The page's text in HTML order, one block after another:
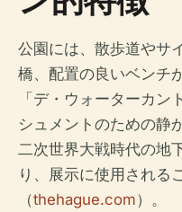
公園には、散歩道やサ
橋、配置の良いベンチ
「デ・ウォーターカン
シュメントのための静
二次世界大戦時代の地
り、展示に使用される
（thehague.com）。